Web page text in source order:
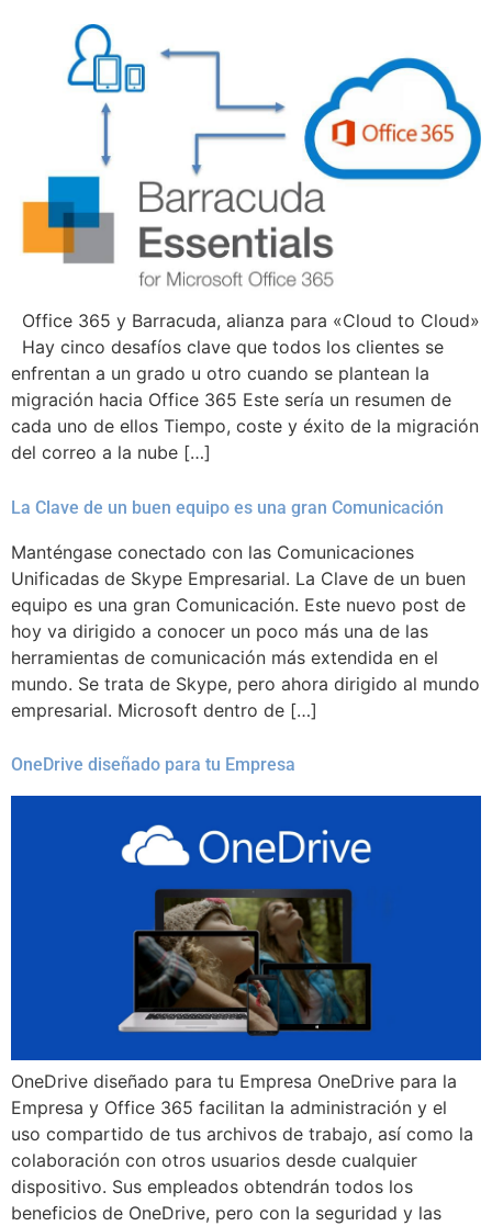
Office 365 y Barracuda, alianza para «Cloud to Cloud»
Hay cinco desafíos clave que todos los clientes se
enfrentan a un grado u otro cuando se plantean la
migración hacia Office 365 Este sería un resumen de
cada uno de ellos Tiempo, coste y éxito de la migración
del correo a la nube […]
La Clave de un buen equipo es una gran Comunicación
Manténgase conectado con las Comunicaciones
Unificadas de Skype Empresarial. La Clave de un buen
equipo es una gran Comunicación. Este nuevo post de
hoy va dirigido a conocer un poco más una de las
herramientas de comunicación más extendida en el
mundo. Se trata de Skype, pero ahora dirigido al mundo
empresarial. Microsoft dentro de […]
OneDrive diseñado para tu Empresa
OneDrive diseñado para tu Empresa OneDrive para la
Empresa y Office 365 facilitan la administración y el
uso compartido de tus archivos de trabajo, así como la
colaboración con otros usuarios desde cualquier
dispositivo. Sus empleados obtendrán todos los
beneficios de OneDrive, pero con la seguridad y las